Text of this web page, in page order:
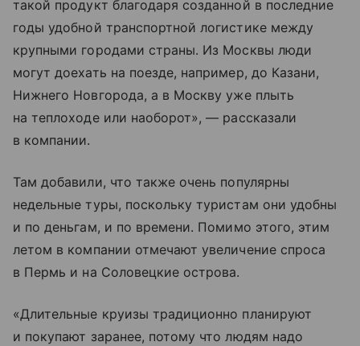
такой продукт благодаря созданной в последние
годы удобной транспортной логистике между
крупными городами страны. Из Москвы люди
могут доехать на поезде, например, до Казани,
Нижнего Новгорода, а в Москву уже плыть
на теплоходе или наоборот», — рассказали
в компании.
Там добавили, что также очень популярны
недельные туры, поскольку туристам они удобны
и по деньгам, и по времени. Помимо этого, этим
летом в компании отмечают увеличение спроса
в Пермь и на Соловецкие острова.
«Длительные круизы традиционно планируют
и покупают заранее, потому что людям надо